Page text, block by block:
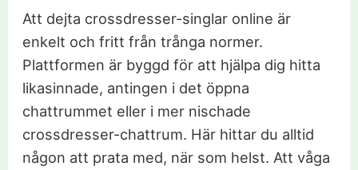
Att dejta crossdresser-singlar online är
enkelt och fritt från trånga normer.
Plattformen är byggd för att hjälpa dig hitta
likasinnade, antingen i det öppna
chattrummet eller i mer nischade
crossdresser-chattrum. Här hittar du alltid
någon att prata med, när som helst. Att våga